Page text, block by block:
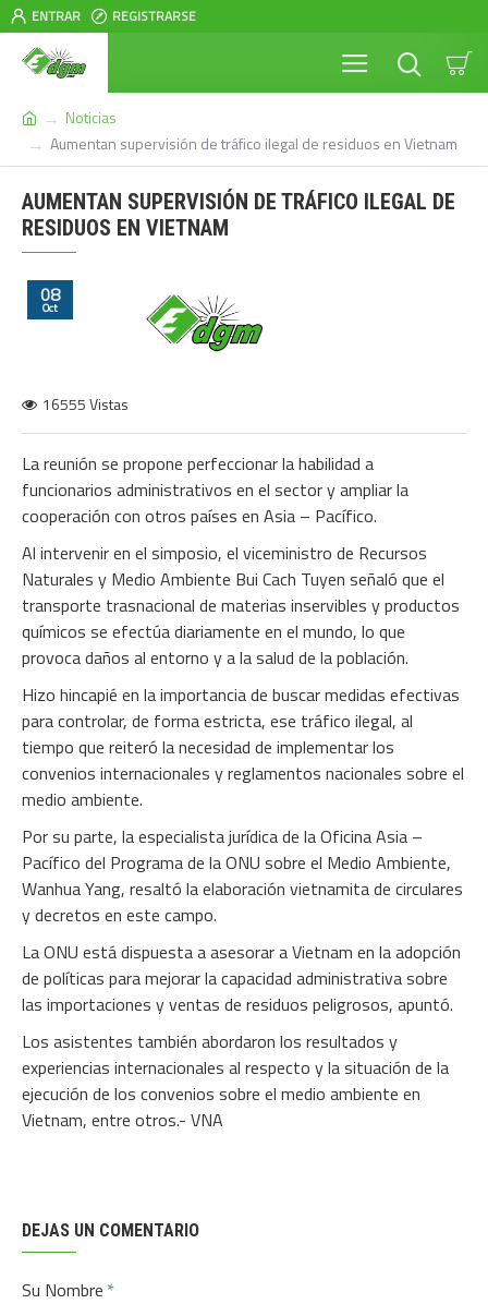
ENTRAR REGISTRARSE
Noticias
Aumentan supervisión de tráfico ilegal de residuos en Vietnam
AUMENTAN SUPERVISIÓN DE TRÁFICO ILEGAL DE
RESIDUOS EN VIETNAM
08
Oct
16555 Vistas
La reunión se propone perfeccionar la habilidad a
funcionarios administrativos en el sector y ampliar la
cooperación con otros países en Asia – Pacífico.
Al intervenir en el simposio, el viceministro de Recursos
Naturales y Medio Ambiente Bui Cach Tuyen señaló que el
transporte trasnacional de materias inservibles y productos
químicos se efectúa diariamente en el mundo, lo que
provoca daños al entorno y a la salud de la población.
Hizo hincapié en la importancia de buscar medidas efectivas
para controlar, de forma estricta, ese tráfico ilegal, al
tiempo que reiteró la necesidad de implementar los
convenios internacionales y reglamentos nacionales sobre el
medio ambiente.
Por su parte, la especialista jurídica de la Oficina Asia –
Pacífico del Programa de la ONU sobre el Medio Ambiente,
Wanhua Yang, resaltó la elaboración vietnamita de circulares
y decretos en este campo.
La ONU está dispuesta a asesorar a Vietnam en la adopción
de políticas para mejorar la capacidad administrativa sobre
las importaciones y ventas de residuos peligrosos, apuntó.
Los asistentes también abordaron los resultados y
experiencias internacionales al respecto y la situación de la
ejecución de los convenios sobre el medio ambiente en
Vietnam, entre otros.- VNA
DEJAS UN COMENTARIO
Su Nombre